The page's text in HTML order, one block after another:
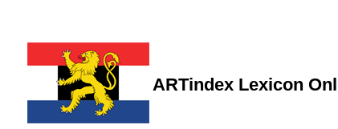
ARTindex Lexicon